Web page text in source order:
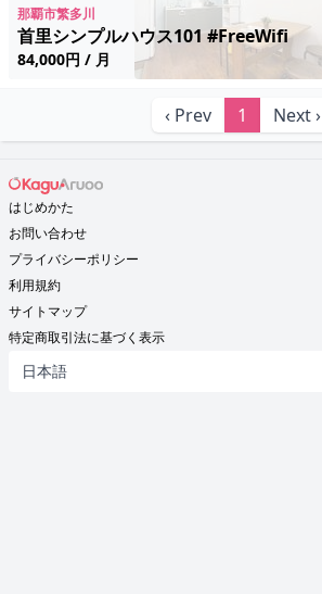
那覇市繁多川
首里シンプルハウス101 #FreeWifi
84,000円 / 月
‹ Prev 1 Next ›
はじめかた
お問い合わせ
プライバシーポリシー
利用規約
サイトマップ
特定商取引法に基づく表示